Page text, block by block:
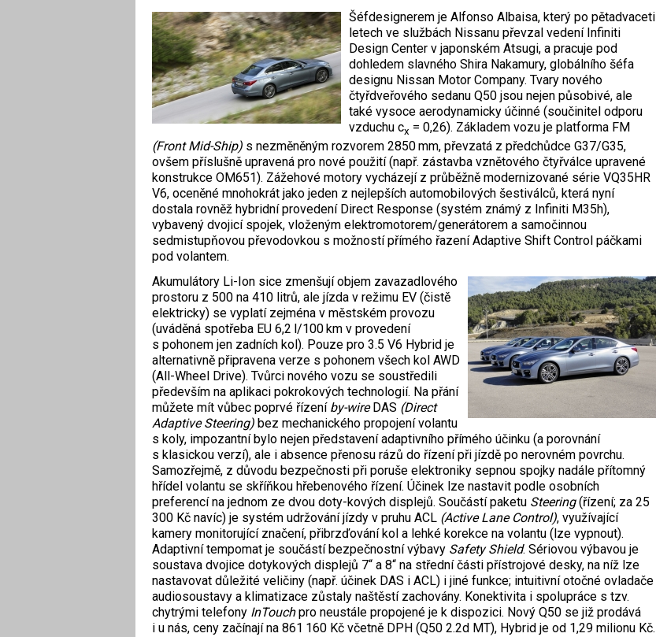
Šéfdesignerem je Alfonso Albaisa, který po pětadvaceti
letech ve službách Nissanu převzal vedení Infiniti
Design Center v japonském Atsugi, a pracuje pod
dohledem slavného Shira Nakamury, globálního šéfa
designu Nissan Motor Company. Tvary nového
čtyřdveřového sedanu Q50 jsou nejen působivé, ale
také vysoce aerodynamicky účinné (součinitel odporu
vzduchu cx = 0,26). Základem vozu je platforma FM
(Front Mid-Ship)s nezměněným rozvorem 2850 mm, převzatá z předchůdce G37/G35,
ovšem příslušně upravená pro nové použití (např. zástavba vznětového čtyřválce upravené
konstrukce OM651). Zážehové motory vycházejí z průběžně modernizované série VQ35HR
V6, oceněné mnohokrát jako jeden z nejlepších automobilových šestiválců, která nyní
dostala rovněž hybridní provedení Direct Response (systém známý z Infiniti M35h),
vybavený dvojicí spojek, vloženým elektromotorem/generátorem a samočinnou
sedmistupňovou převodovkou s možností přímého řazení Adaptive Shift Control páčkami
pod volantem.
Akumulátory Li-Ion sice zmenšují objem zavazadlového
prostoru z 500 na 410 litrů, ale jízda v režimu EV (čistě
elektricky) se vyplatí zejména v městském provozu
(uváděná spotřeba EU 6,2 l/100 km v provedení
s pohonem jen zadních kol). Pouze pro 3.5 V6 Hybrid je
alternativně připravena verze s pohonem všech kol AWD
(All-Wheel Drive). Tvůrci nového vozu se soustředili
především na aplikaci pokrokových technologií. Na přání
můžete mít vůbec poprvé řízení by-wire DAS (Direct
Adaptive Steering)bez mechanického propojení volantu
s koly, impozantní bylo nejen představení adaptivního přímého účinku (a porovnání
s klasickou verzí), ale i absence přenosu rázů do řízení při jízdě po nerovném povrchu.
Samozřejmě, z důvodu bezpečnosti při poruše elektroniky sepnou spojky nadále přítomný
hřídel volantu se skříňkou hřebenového řízení. Účinek lze nastavit podle osobních
preferencí na jednom ze dvou doty-kových displejů. Součástí paketu Steering(řízení; za 25
300 Kč navíc) je systém udržování jízdy v pruhu ACL (Active Lane Control), využívající
kamery monitorující značení, přibrzďování kol a lehké korekce na volantu (lze vypnout).
Adaptivní tempomat je součástí bezpečnostní výbavy Safety Shield. Sériovou výbavou je
soustava dvojice dotykových displejů 7“ a 8“ na střední části přístrojové desky, na níž lze
nastavovat důležité veličiny (např. účinek DAS i ACL) i jiné funkce; intuitivní otočné ovladače
audiosoustavy a klimatizace zůstaly naštěstí zachovány. Konektivita i spolupráce s tzv.
chytrými telefony InTouchpro neustále propojené je k dispozici. Nový Q50 se již prodává
i u nás, ceny začínají na 861 160 Kč včetně DPH (Q50 2.2d MT), Hybrid je od 1,29 milionu Kč.